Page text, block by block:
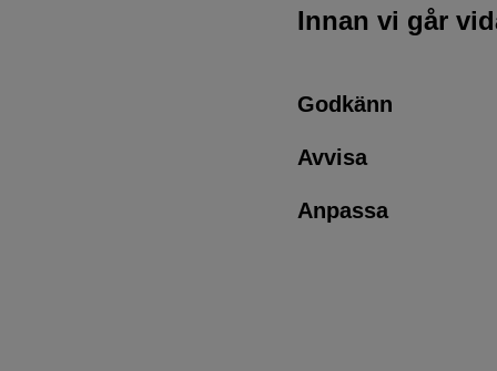
Innan vi går
Anpassa
Avvisa
Godkänn